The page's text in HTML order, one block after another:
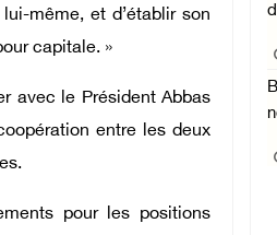
même, et d’établir son
capitale. »
avec le Président Abbas
entre les deux
pour les positions